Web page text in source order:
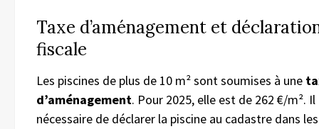
Taxe d’aménagement et
fiscale
Les piscines de plus de 10 m² sont soumises à une
d’aménagement. Pour 2025, elle est de 262 €/m².
nécessaire de déclarer la piscine au cadastre dans